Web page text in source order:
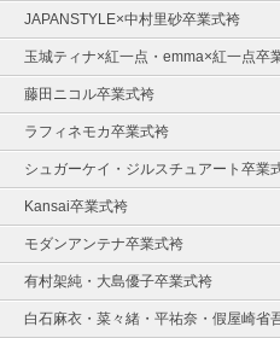
JAPANSTYLE×中村里砂卒業式袴
玉城ティナ×紅一点・emma×紅一点卒
藤田ニコル卒業式袴
ラフィネモカ卒業式袴
シュガーケイ・ジルスチュアート卒業
Kansai卒業式袴
モダンアンテナ卒業式袴
有村架純・大島優子卒業式袴
白石麻衣・菜々緒・平祐奈・假屋崎省